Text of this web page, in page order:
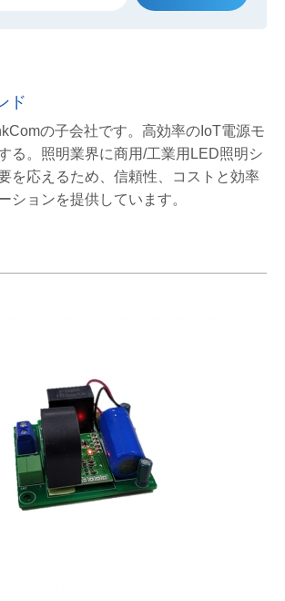
ド
の子会社です。高効率のIoT電源モ
る。照明業界に商用/工業用LED照明シ
を応えるため、信頼性、コストと効率
ションを提供しています。